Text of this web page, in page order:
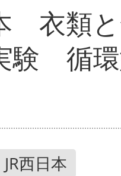
衣類
験 循
JR西日本